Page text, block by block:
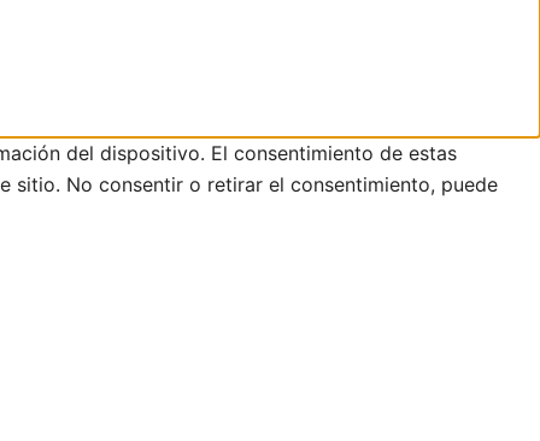
del dispositivo. El consentimiento de estas
sitio. No consentir o retirar el consentimiento, puede